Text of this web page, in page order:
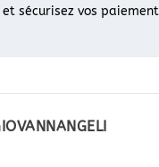
sécurisez vos